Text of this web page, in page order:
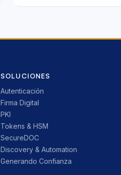
SOLUCIONES
Autenticación
Firma Digital
PKI
Tokens & HSM
SecureDOC
Discovery & Automation
Generando Confianza